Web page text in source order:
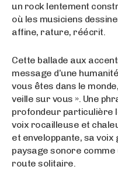
un rock lentement
où les musiciens
affine, rature, réécrit.
Cette ballade aux
message d’une
vous êtes dans le
veille sur vous ». Une
profondeur particulière
voix rocailleuse et
et enveloppante, sa
paysage sonore
route solitaire.